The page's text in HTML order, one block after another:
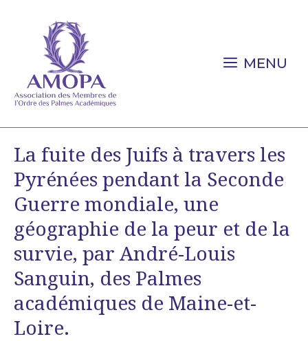
contenu
MENU
La fuite des Juifs à travers les
Pyrénées pendant la Seconde
Guerre mondiale, une
géographie de la peur et de la
survie, par André-Louis
Sanguin, des Palmes
académiques de Maine-et-
Loire.